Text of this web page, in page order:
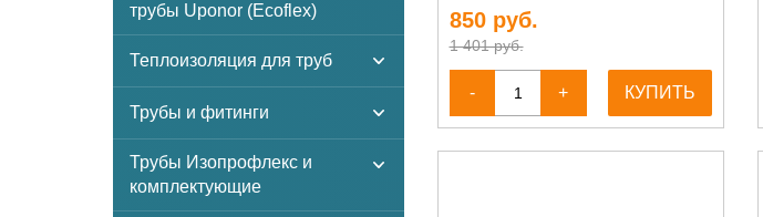
трубы Uponor (Ecoflex)
Теплоизоляция для труб
Трубы и фитинги
Трубы Изопрофлекс и
комплектующие
850руб.
1 401 руб.
- + КУПИТЬ